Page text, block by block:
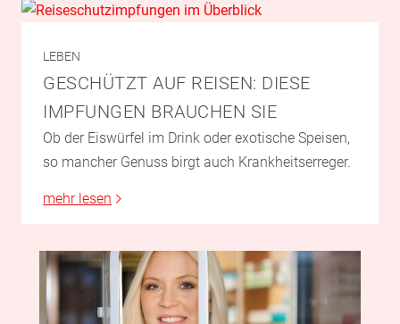
LEBEN
GESCHÜTZT AUF REISEN: DIESE
IMPFUNGEN BRAUCHEN SIE
Ob der Eiswürfel im Drink oder exotische Speisen,
so mancher Genuss birgt auch Krankheitserreger.
mehr lesen